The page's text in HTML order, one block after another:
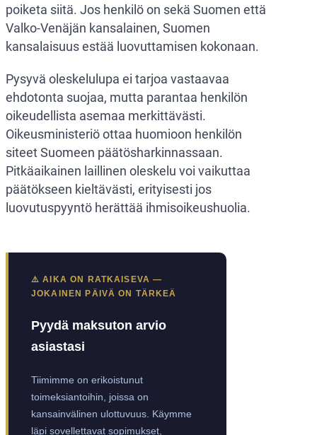
poiketa siitä. Jos henkilö on sekä Suomen että
Valko-Venäjän kansalainen, Suomen
kansalaisuus estää luovuttamisen kokonaan.
Pysyvä oleskelulupa ei tarjoa vastaavaa
ehdotonta suojaa, mutta parantaa henkilön
oikeudellista asemaa merkittävästi.
Oikeusministeriö ottaa huomioon henkilön
siteet Suomeen päätösharkinnassaan.
Pitkäaikainen laillinen oleskelu voi vaikuttaa
päätökseen kieltävästi, erityisesti jos
luovutuspyyntö herättää ihmisoikeushuolia.
⚠️ AIKA ON RATKAISEVA —
JOKAINEN PÄIVÄ ON TÄRKEÄ
Pyydä maksuton arvio
asiastasi
Tiimimme on erikoistunut
toimeksiantoihin, joissa on
kansainvälinen ulottuvuus. Käymme
läpi sovellettavat sopimukset,